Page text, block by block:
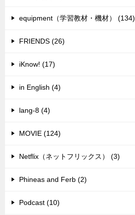
equipment（学習教材・機材） (134)
FRIENDS (26)
iKnow! (17)
in English (4)
lang-8 (4)
MOVIE (124)
Netflix（ネットフリックス） (3)
Phineas and Ferb (2)
Podcast (10)